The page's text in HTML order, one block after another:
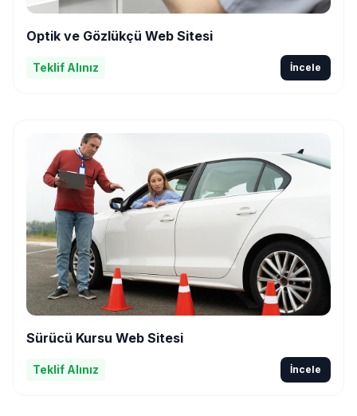
Optik ve Gözlükçü Web Sitesi
Teklif Alınız İncele
Sürücü Kursu Web Sitesi
Teklif Alınız İncele